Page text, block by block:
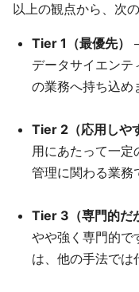
以上の観点から、次
Tier 1（最優先）
データサイエンテ
の業務へ持ち込め
Tier 2（応用しや
用にあたって一定
管理に関わる業務
Tier 3（専門的だ
やや強く専門的で
は、他の手法では